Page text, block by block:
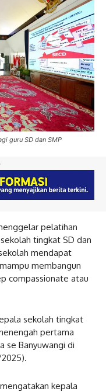
guru SD dan SMP
pelatihan
tingkat SD dan
mendapat
membangun
compassionate atau
sekolah tingkat
pertama
se Banyuwangi di
kepala